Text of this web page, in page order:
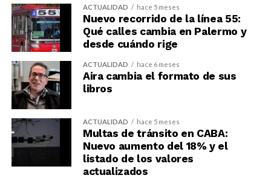
ACTUALIDAD hace 5 meses
Nuevo recorrido de la línea 55:
Qué calles cambia en Palermo y
desde cuándo rige
ACTUALIDAD hace 6 meses
Aira cambia el formato de sus
libros
ACTUALIDAD hace 5 meses
Multas de tránsito en CABA:
Nuevo aumento del 18% y el
listado de los valores
actualizados